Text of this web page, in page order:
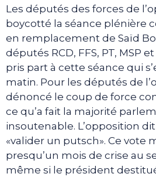
Les députés des forces de
boycotté la séance plénière
en remplacement de Saïd
députés RCD, FFS, PT, MSP
pris part à cette séance qui
matin. Pour les députés de
dénoncé le coup de force
ce qu’a fait la majorité
insoutenable. L’opposition
«valider un putsch». Ce vote
presqu’un mois de crise au
même si le président